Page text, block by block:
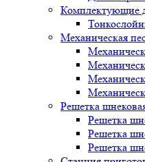
Комплектующие
Механическая
Решетка
Решетка
Решетка
Решетка